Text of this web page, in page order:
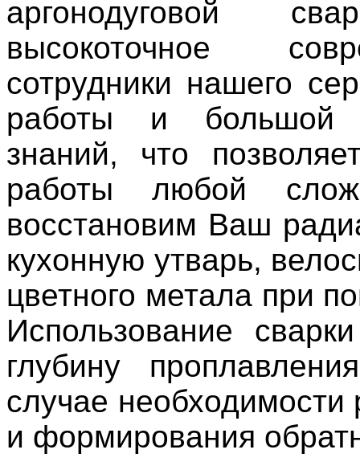
аргонодуговой
высокоточное
сотрудники нашего
работы и большой
знаний, что
работы любой
восстановим Ваш
кухонную утварь,
цветного метала при
Использование
глубину
случае
и формирования